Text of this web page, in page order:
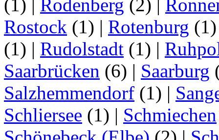
(1) | Rodenberg (2) |
Rostock (1) | Rotenburg
(1) | Rudolstadt (1) |
Saarbrücken (6) | Saarburg
Salzhemmendorf (1) |
Schliersee (1) | Schmiechen